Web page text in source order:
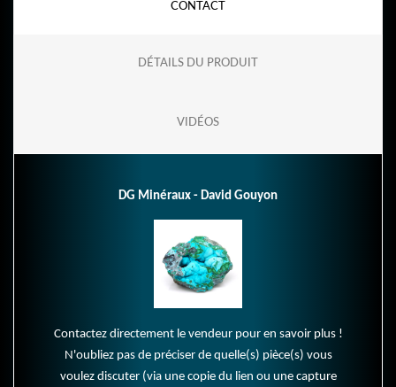
CONTACT
DÉTAILS DU PRODUIT
VIDÉOS
DG Minéraux - David Gouyon
Contactez directement le vendeur pour en savoir plus !
N'oubliez pas de préciser de quelle(s) pièce(s) vous
voulez discuter (via une copie du lien ou une capture